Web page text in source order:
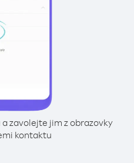
zavolejte jim z obrazovky
kontaktu